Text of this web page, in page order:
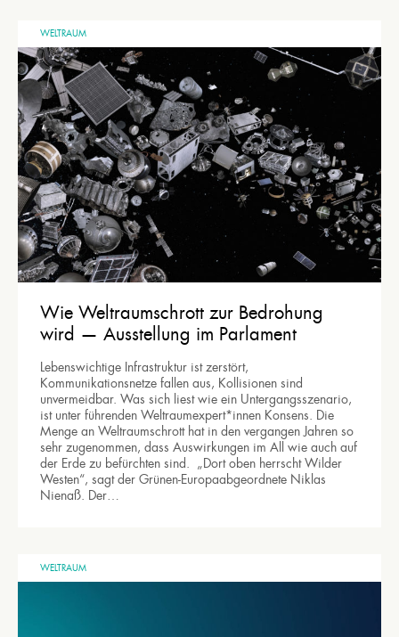
WELTRAUM
Wie Weltraumschrott zur Bedrohung
wird — Ausstellung im Parlament
Lebenswichtige Infrastruktur ist zerstört,
Kommunikationsnetze fallen aus, Kollisionen sind
unvermeidbar. Was sich liest wie ein Untergangsszenario,
ist unter führenden Weltraumexpert*innen Konsens. Die
Menge an Weltraumschrott hat in den vergangen Jahren so
sehr zugenommen, dass Auswirkungen im All wie auch auf
der Erde zu befürchten sind. „Dort oben herrscht Wilder
Westen“, sagt der Grünen-Europaabgeordnete Niklas
Nienaß. Der…
WELTRAUM